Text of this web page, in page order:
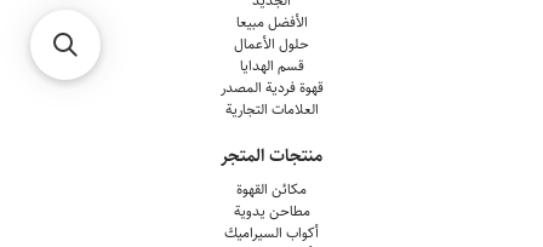
الأفضل مبيعا
حلول الأعمال
قسم الهدايا
قهوة فردية المصدر
العلامات التجارية
منتجات المتجر
مكائن القهوة
مطاحن يدوية
أكواب السيراميك